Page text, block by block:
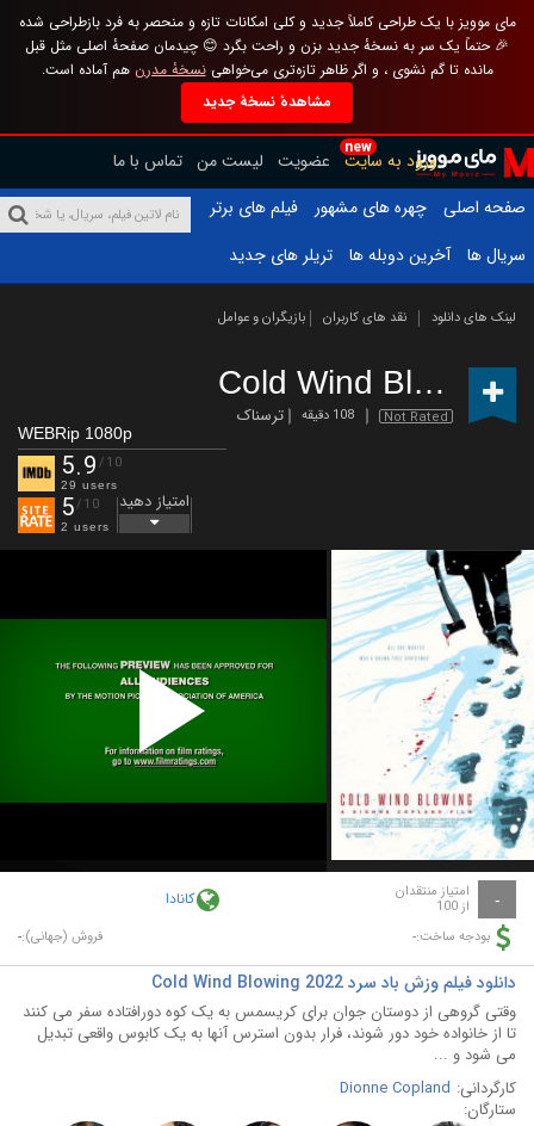
مای موویز با یک طراحی کاملاً جدید و کلی امکانات تازه و منحصر به فرد بازطراحی شده
🎉 حتماً یک سر به نسخهٔ جدید بزن و راحت بگرد 😊 چیدمان صفحهٔ اصلی مثل قبل
مانده تا گم نشوی ، و اگر ظاهر تازه‌تری می‌خواهینسخهٔ مدرن هم آماده است.
مشاهدهٔ نسخهٔ جدید
new
ورود به سایت عضویت لیست من تماس با ما
صفحه اصلی
چهره های مشهور
فیلم های برتر
سریال ها
آخرین دوبله ها تریلر های جدید
لینک های دانلود نقد های کاربران بازیگران و عوامل
Cold Wind Blowing
Not Rated 108 دقیقه ترسناک
WEBRip 1080p
5.9 /10
29 users
5/10
2 users
امتیاز دهید
Play
Video
- امتیاز منتقدان
از 100 کانادا
بودجه ساخت:- فروش (جهانی):-
دانلود فیلم وزش باد سرد Cold Wind Blowing 2022
وقتی گروهی از دوستان جوان برای کریسمس به یک کوه دورافتاده سفر می کنند
تا از خانواده خود دور شوند، فرار بدون استرس آنها به یک کابوس واقعی تبدیل
می شود و ...
کارگردانی: Dionne Copland
ستارگان: